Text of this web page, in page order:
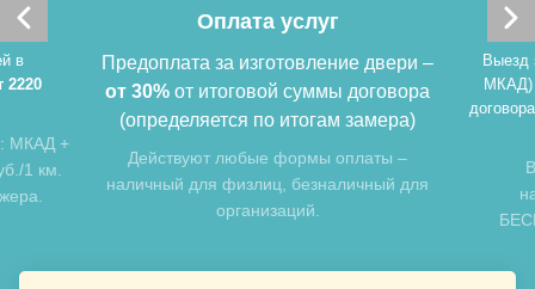
Хочу такую
в
2220
МКАД +
1 км.
Оплата услуг
Предоплата за изготовление двери –
от 30% от итоговой суммы договора
(определяется по итогам замера)
Действуют любые формы оплаты –
наличный для физлиц, безналичный для
организаций.
Выезд